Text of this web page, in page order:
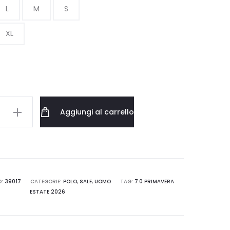
era:
L M S
XL
Aggiungi al carrello
39017 CATEGORIE: POLO, SALE, UOMO TAG: 7.0 PRIMAVERA
ESTATE 2026